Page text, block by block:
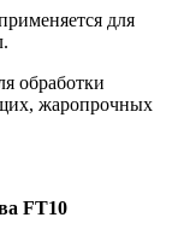
для
обработки
жаропрочных
FT10